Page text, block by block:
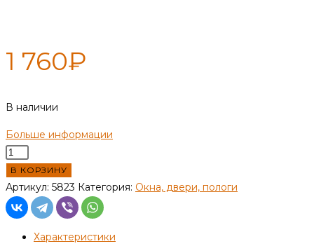
1 760₽
В наличии
Больше информации
Количество
товара
Полок
сборный,
узкий
300*2000мм
В КОРЗИНУ
Артикул: 5823 Категория: Окна, двери, пологи
Характеристики